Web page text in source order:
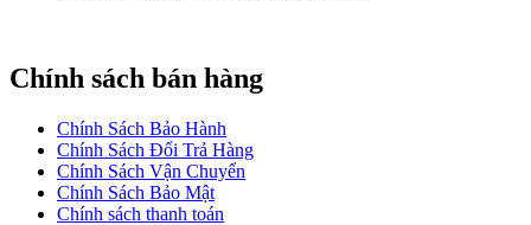
Chính sách bán hàng
Chính Sách Bảo Hành
Chính Sách Đổi Trả Hàng
Chính Sách Vận Chuyển
Chính Sách Bảo Mật
Chính sách thanh toán